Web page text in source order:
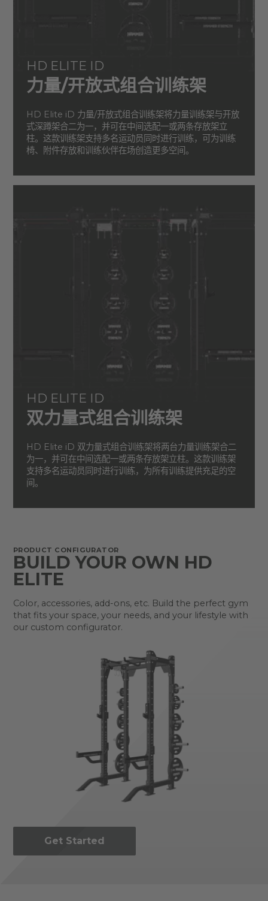
HD ELITE ID
力量/开放式组合训练架
HD Elite iD 力量/开放式组合训练架将力量训练架与开放
式深蹲架合二为一，并可在中间选配一或两条存放架立
柱。这款训练架支持多名运动员同时进行训练，可为训练
椅、附件存放和训练伙伴在场创造更多空间。
HD ELITE ID
双力量式组合训练架
HD Elite iD 双力量式组合训练架将两台力量训练架合二
为一，并可在中间选配一或两条存放架立柱。这款训练架
支持多名运动员同时进行训练，为所有训练提供充足的空
间。
PRODUCT CONFIGURATOR
BUILD YOUR OWN HD
ELITE
Color, accessories, add-ons, etc. Build the perfect gym
that fits your space, your needs, and your lifestyle with
our custom configurator.
Get Started